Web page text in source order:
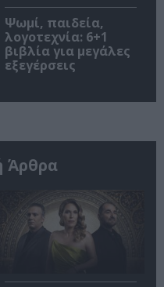
Ψωμί, παιδεία,
λογοτεχνία: 6+1
βιβλία για μεγάλες
εξεγέρσεις
Άρθρα